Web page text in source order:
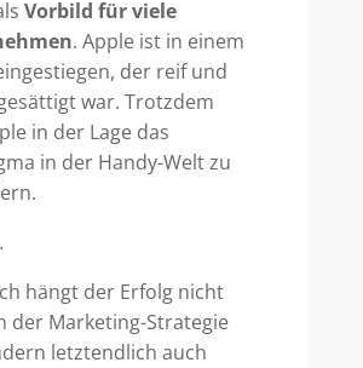
Vorbild für viele
. Apple ist in einem
der reif und
war. Trotzdem
in der Lage das
in der Handy-Welt zu
hängt der Erfolg nicht
der Marketing-Strategie
letztendlich auch